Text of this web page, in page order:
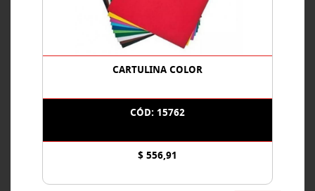
CARTULINA COLOR
CÓD: 15762
$ 556,91